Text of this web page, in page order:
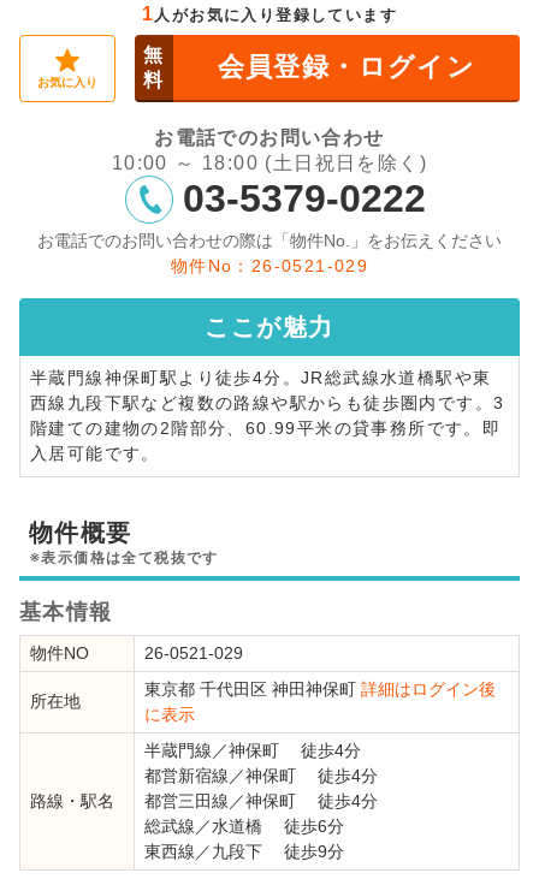
1 人がお気に入り登録しています
お気に入り
無
料
会員登録・ログイン
お電話でのお問い合わせ
10:00 ～ 18:00 (土日祝日を除く)
03-5379-0222
お電話でのお問い合わせの際は「物件No.」をお伝えください
物件No：26-0521-029
ここが魅力
半蔵門線神保町駅より徒歩4分。JR総武線水道橋駅や東
西線九段下駅など複数の路線や駅からも徒歩圏内です。3
階建ての建物の2階部分、60.99平米の貸事務所です。即
入居可能です。
物件概要
※表示価格は全て税抜です
基本情報
物件NO 26-0521-029
所在地
東京都 千代田区 神田神保町 詳細はログイン後
に表示
路線・駅名
半蔵門線 ／神保町 徒歩4分
都営新宿線 ／神保町 徒歩4分
都営三田線 ／神保町 徒歩4分
総武線 ／水道橋 徒歩6分
東西線 ／九段下 徒歩9分